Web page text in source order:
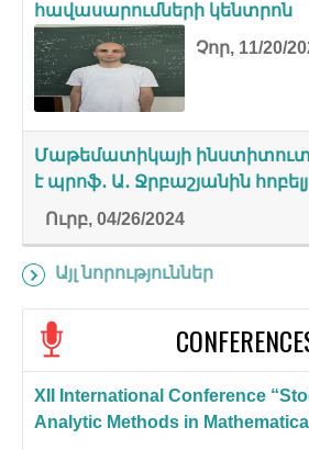
հավասարումների կենտրոն
Չոր, 11/20/
Մաթեմատիկայի
է պրոֆ․ Ա․ Ջրբաշյանին
Ուրբ, 04/26/2024
Այլ նորություններ
XII International Conference
Analytic Methods in